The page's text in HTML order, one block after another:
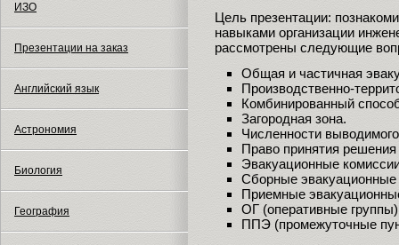
ИЗО
Презентации на заказ
Английский язык
Астрономия
Биология
География
Цель презентации:
навыками организации
рассмотрены следующие
Общая и частичная
Производственно-
Комбинированный
Загородная зона.
Численности
Право принятия
Эвакуационные
Сборные
Приемные
ОГ (оперативные
ППЭ (промежуточные